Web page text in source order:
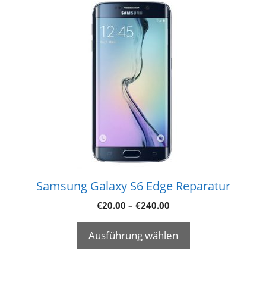
Samsung Galaxy S6 Edge Reparatur
€20.00 – €240.00
Ausführung wählen